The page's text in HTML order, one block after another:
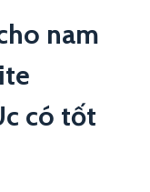
nam
có tốt